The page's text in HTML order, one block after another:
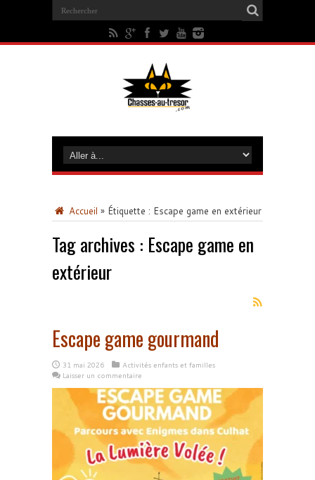
Accueil » Étiquette : Escape game en extérieur
Tag archives : Escape game en
extérieur
Escape game gourmand
31 mai 2026
Activités enfants et familles
Laisser un commentaire